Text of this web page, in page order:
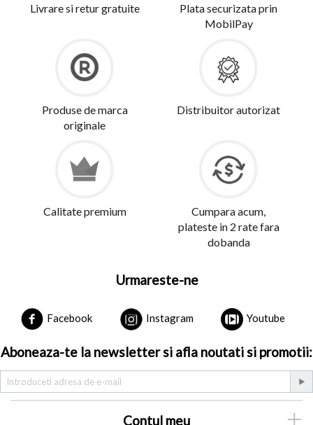
Livrare si retur gratuite
Plata securizata prin
MobilPay
Produse de marca
originale
Distribuitor autorizat
Calitate premium
Cumpara acum,
plateste in 2 rate fara
dobanda
Urmareste-ne
Facebook Instagram Youtube
Aboneaza-te la newsletter si afla noutati si promotii:
Contul meu